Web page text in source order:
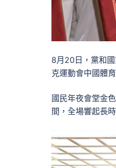
8月20日，黨和
克運動會中國體
國民年夜會堂金
間，全場響起長